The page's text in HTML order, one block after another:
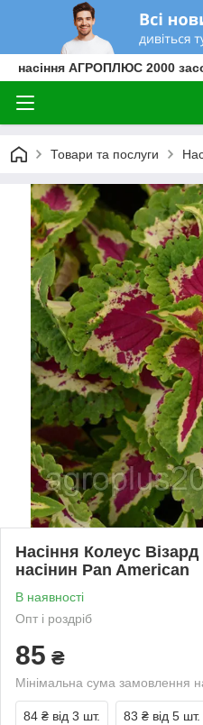
насіння АГРОПЛЮС 2000
Товари та послуги
Насіння Колеус
насінин Pan American
В наявності
Опт і роздріб
85 ₴
Мінімальна сума замовлення
84 ₴ від 3 шт. 83 ₴ від 5 шт.